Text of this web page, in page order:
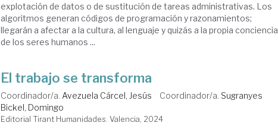
explotación de datos o de sustitución de tareas administrativas. Los
algoritmos generan códigos de programación y razonamientos;
llegarán a afectar a la cultura, al lenguaje y quizás a la propia conciencia
de los seres humanos ...
El trabajo se transforma
Coordinador/a. Avezuela Cárcel, Jesús Coordinador/a. Sugranyes
Bickel, Domingo
Editorial Tirant Humanidades. Valencia, 2024